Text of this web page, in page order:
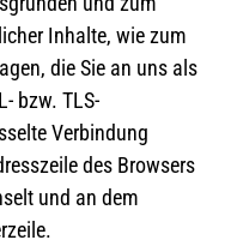
Inhalte, wie zum
die Sie an uns als
bzw. TLS-
Verbindung
des Browsers
und an dem